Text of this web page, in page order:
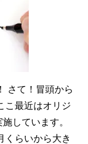
さて！冒頭から
こ最近はオリジ
しています。
くらいから大き